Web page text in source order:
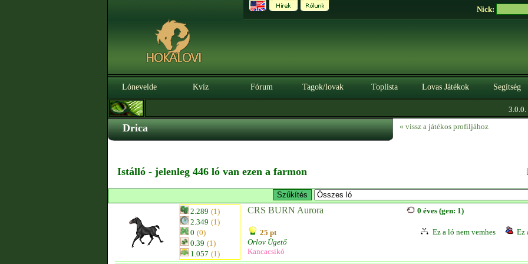
Nick:
Lónevelde Kvíz Fórum Tagok/lovak Toplista Lovas Játékok Segítség
3.0.0.
Drica « vissz a játékos profiljához
Istálló - jelenleg 446 ló van ezen a farmon
2.289 (1)
2.349 (1)
0 (0)
0.39 (1)
1.057 (1)
CRS BURN Aurora
25 pt
Orlov Ügető
Kancacsikó
0 éves (gen: 1)
Ez a ló nem vemhes Ez